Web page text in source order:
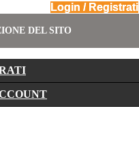
Login / Registrati
DEL SITO